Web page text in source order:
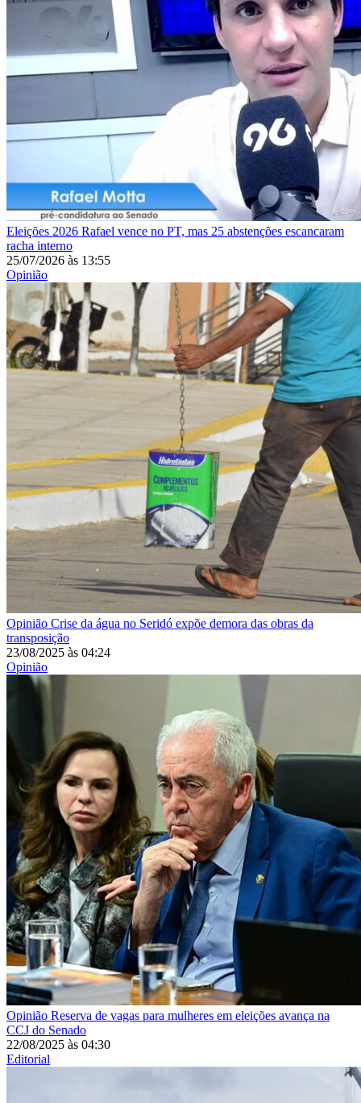
Eleições 2026 Rafael vence no PT, mas 25 abstenções escancaram
racha interno
25/07/2026 às 13:55
Opinião
Opinião Crise da água no Seridó expõe demora das obras da
transposição
23/08/2025 às 04:24
Opinião
Opinião Reserva de vagas para mulheres em eleições avança na
CCJ do Senado
22/08/2025 às 04:30
Editorial